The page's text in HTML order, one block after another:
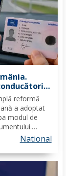
reformă
a adoptat
modul de
în
National